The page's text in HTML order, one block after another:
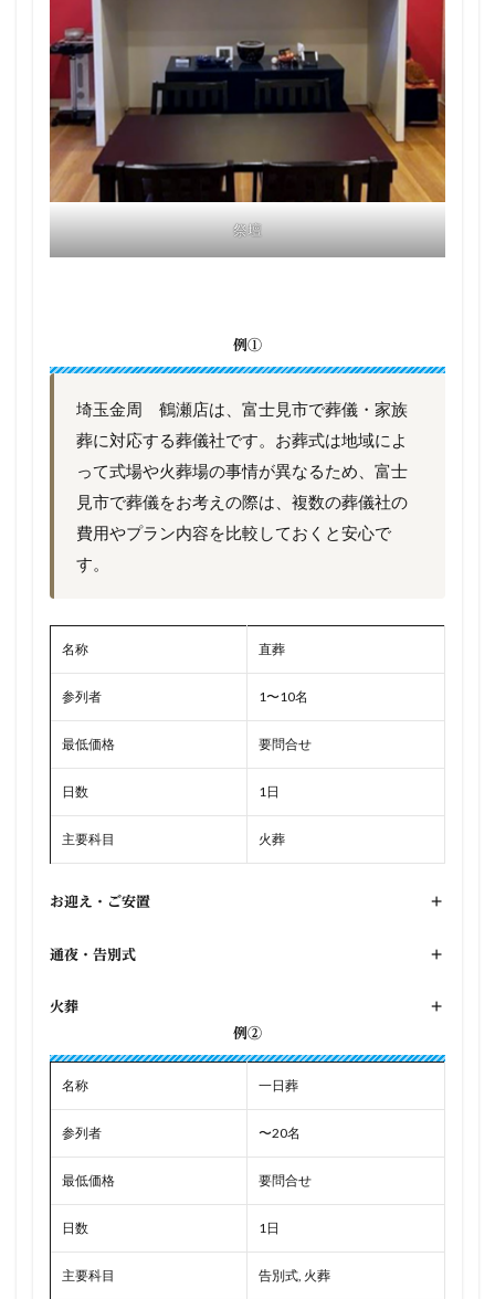
祭壇
例①
埼玉金周 鶴瀬店は、富士見市で葬儀・家族
葬に対応する葬儀社です。お葬式は地域によ
って式場や火葬場の事情が異なるため、富士
見市で葬儀をお考えの際は、複数の葬儀社の
費用やプラン内容を比較しておくと安心で
す。
名称 直葬
参列者 1〜10名
最低価格 要問合せ
日数 1日
主要科目 火葬
お迎え・ご安置 +
通夜・告別式 +
火葬
+
例②
名称 一日葬
参列者 〜20名
最低価格 要問合せ
日数 1日
主要科目 告別式, 火葬